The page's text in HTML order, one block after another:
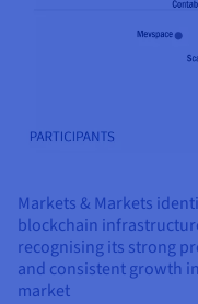
Markets & Markets
blockchain
recognising its strong
and consistent growth
market